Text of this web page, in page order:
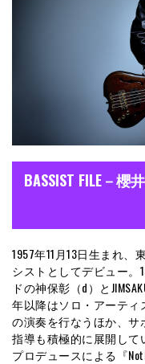
BASSIST FILE－櫻
1957年11月13日生まれ
シストとしてデビュー。
ドの神保彰（d）と
年以降はソロ・アーテ
の演奏を行なうほか、
指導も積極的に展開し
プロデュースによる『